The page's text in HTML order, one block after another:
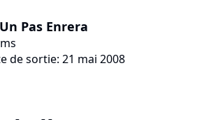
Pas Enrera
de sortie: 21 mai 2008